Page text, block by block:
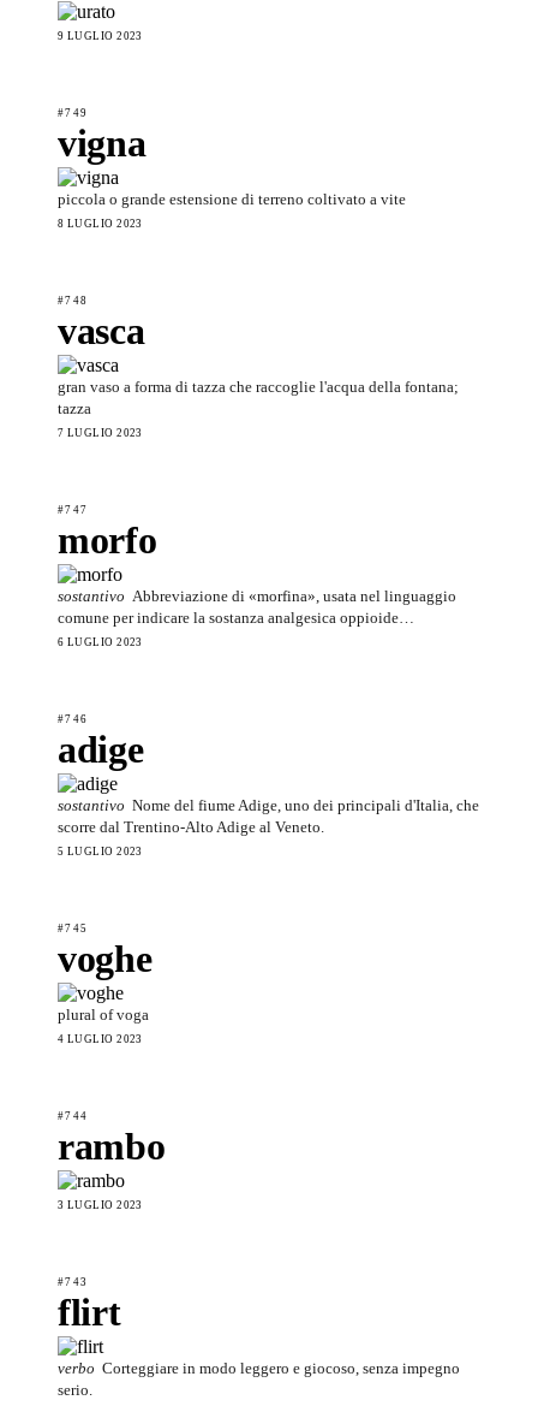
9 LUGLIO 2023
#749
vigna
piccola o grande estensione di terreno coltivato a vite
8 LUGLIO 2023
#748
vasca
gran vaso a forma di tazza che raccoglie l'acqua della fontana;
tazza
7 LUGLIO 2023
#747
morfo
sostantivo Abbreviazione di «morfina», usata nel linguaggio
comune per indicare la sostanza analgesica oppioide…
6 LUGLIO 2023
#746
adige
sostantivo Nome del fiume Adige, uno dei principali d'Italia, che
scorre dal Trentino-Alto Adige al Veneto.
5 LUGLIO 2023
#745
voghe
plural of voga
4 LUGLIO 2023
#744
rambo
3 LUGLIO 2023
#743
flirt
verbo Corteggiare in modo leggero e giocoso, senza impegno
serio.